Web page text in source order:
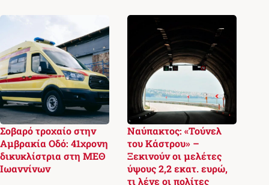
Σοβαρό τροχαίο στην
Αμβρακία Οδό: 41χρονη
δικυκλίστρια στη ΜΕΘ
Ιωαννίνων
Ναύπακτος: «Τούνελ
του Κάστρου» –
Ξεκινούν οι μελέτες
ύψους 2,2 εκατ. ευρώ,
τι λένε οι πολίτες